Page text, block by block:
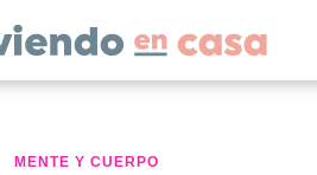
MENTE Y CUERPO